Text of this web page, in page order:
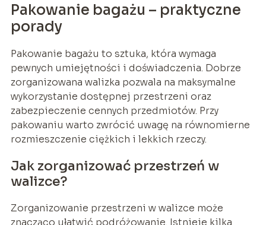
Pakowanie bagażu – praktyczne
porady
Pakowanie bagażu to sztuka, która wymaga
pewnych umiejętności i doświadczenia. Dobrze
zorganizowana walizka pozwala na maksymalne
wykorzystanie dostępnej przestrzeni oraz
zabezpieczenie cennych przedmiotów. Przy
pakowaniu warto zwrócić uwagę na równomierne
rozmieszczenie ciężkich i lekkich rzeczy.
Jak zorganizować przestrzeń w
walizce?
Zorganizowanie przestrzeni w walizce może